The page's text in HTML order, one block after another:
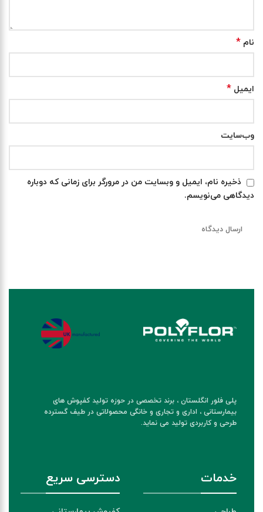
نام *
ایمیل *
وب‌سایت
ذخیره نام، ایمیل و وبسایت من در مرورگر برای زمانی که دوباره
دیدگاهی می‌نویسم.
پلی فلور انگلستان ، برند تخصصی در حوزه تولید کفپوش های
بیمارستانی ، اداری و تجاری و خانگی محصولاتی در طیف گسترده
طرحی و کاربردی تولید می نماید.
خدمات دسترسی سریع